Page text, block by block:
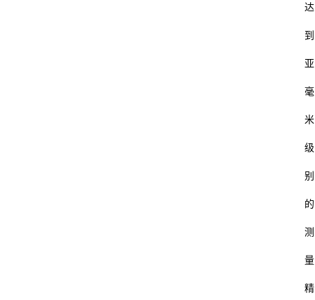
达
到
亚
毫
米
级
别
的
测
量
精